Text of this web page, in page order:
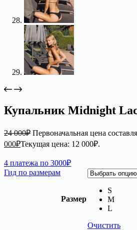
Купальник Midnight
24 000₽ Первоначальная цена
000₽Текущая цена: 12 000₽.
4 платежа по 3000₽
Гид по размерам
Размер
S
M
L
Очистить